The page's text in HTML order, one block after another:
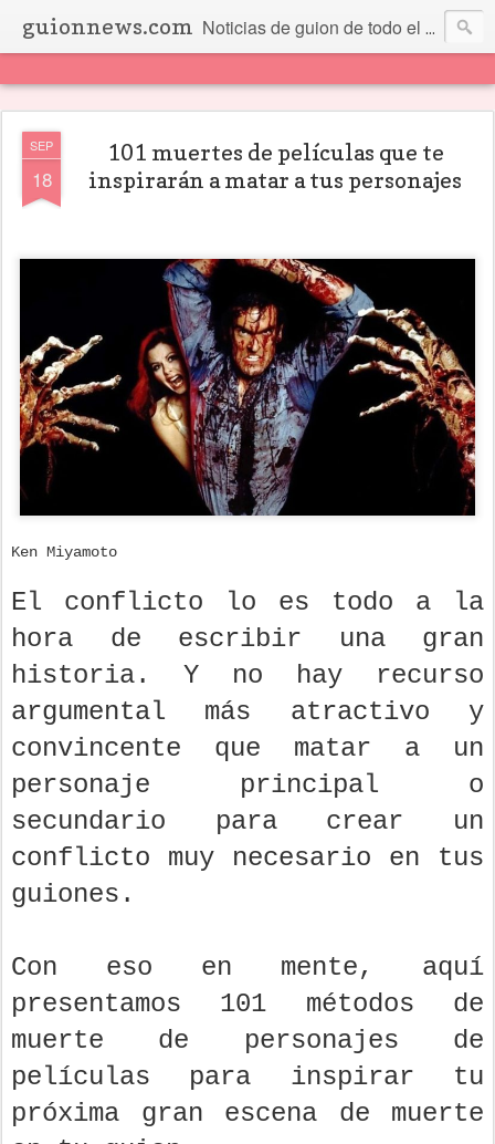
guionnews.com Noticias de guion de todo el mundo... Y más.
SEP
18
101 muertes de películas que te
inspirarán a matar a tus personajes
Ken Miyamoto
El conflicto lo es todo a la
hora de escribir una gran
historia. Y no hay recurso
argumental más atractivo y
convincente que matar a un
personaje principal o
secundario para crear un
conflicto muy necesario en tus
guiones.
Con eso en mente, aquí
presentamos 101 métodos de
muerte de personajes de
películas para inspirar tu
próxima gran escena de muerte